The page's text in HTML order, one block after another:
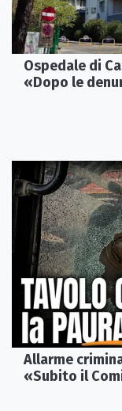
Ospedale di
«Dopo le
Allarme
«Subito il